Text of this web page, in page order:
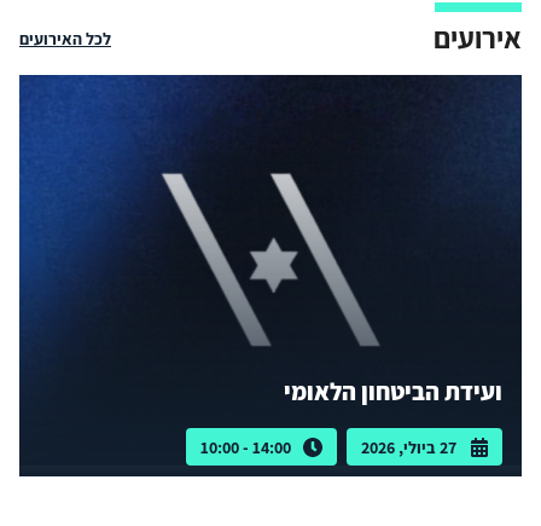
אירועים לכל האירועים
ועידת הביטחון הלאומי
27 ביולי, 2026 14:00 - 10:00